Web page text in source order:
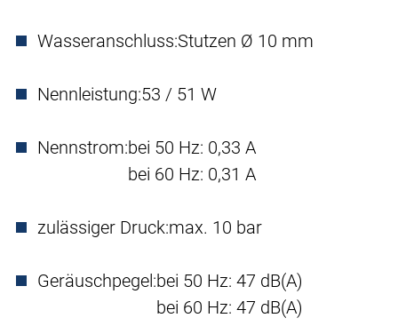
Wasseranschluss:Stutzen Ø 10 mm
Nennleistung:53 / 51 W
Nennstrom:bei 50 Hz: 0,33 A
bei 60 Hz: 0,31 A
zulässiger Druck:max. 10 bar
Geräuschpegel:bei 50 Hz: 47 dB(A)
bei 60 Hz: 47 dB(A)